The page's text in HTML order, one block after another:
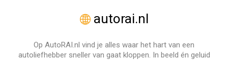
autorai.nl
Op AutoRAI.nl vind je alles waar het hart van een
autoliefhebber sneller van gaat kloppen. In beeld én geluid